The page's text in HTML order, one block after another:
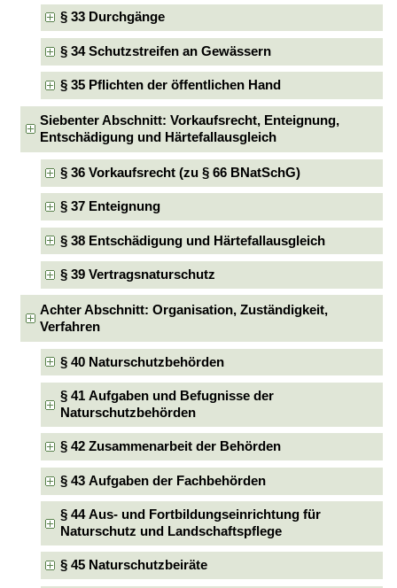
§ 33 Durchgänge
§ 34 Schutzstreifen an Gewässern
§ 35 Pflichten der öffentlichen Hand
Siebenter Abschnitt: Vorkaufsrecht, Enteignung,
Entschädigung und Härtefallausgleich
§ 36 Vorkaufsrecht (zu § 66 BNatSchG)
§ 37 Enteignung
§ 38 Entschädigung und Härtefallausgleich
§ 39 Vertragsnaturschutz
Achter Abschnitt: Organisation, Zuständigkeit,
Verfahren
§ 40 Naturschutzbehörden
§ 41 Aufgaben und Befugnisse der
Naturschutzbehörden
§ 42 Zusammenarbeit der Behörden
§ 43 Aufgaben der Fachbehörden
§ 44 Aus- und Fortbildungseinrichtung für
Naturschutz und Landschaftspflege
§ 45 Naturschutzbeiräte